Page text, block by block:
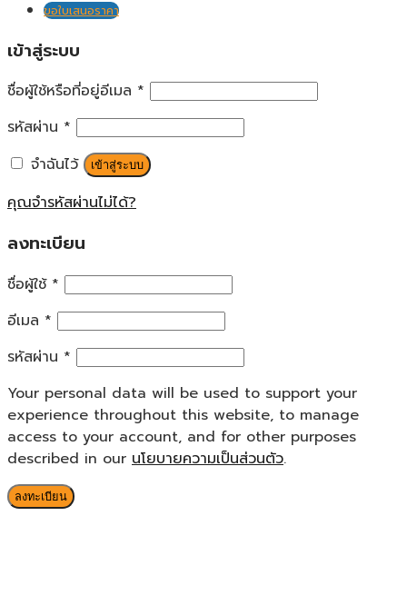
ขอใบเสนอราคา
เข้าสู่ระบบ
ชื่อผู้ใช้หรือที่อยู่อีเมล *
รหัสผ่าน *
จำฉันไว้
เข้าสู่ระบบ
คุณจำรหัสผ่านไม่ได้?
ลงทะเบียน
ชื่อผู้ใช้ *
อีเมล *
รหัสผ่าน *
Your personal data will be used to support your
experience throughout this website, to manage
access to your account, and for other purposes
described in our นโยบายความเป็นส่วนตัว.
ลงทะเบียน